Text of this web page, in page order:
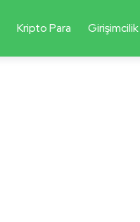
Kripto Para Girişimcilik